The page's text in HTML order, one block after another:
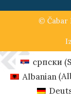
© Čabar
српски (
Albanian (